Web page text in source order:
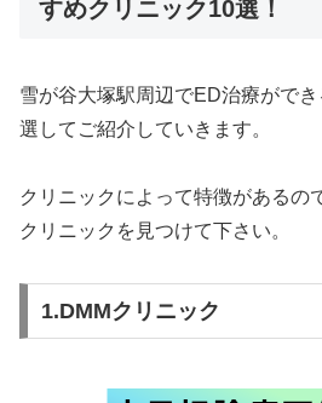
すめクリニック10選！
雪が谷大塚駅周辺でED治療がで
選してご紹介していきます。
クリニックによって特徴があるの
クリニックを見つけて下さい。
1.DMMクリニック